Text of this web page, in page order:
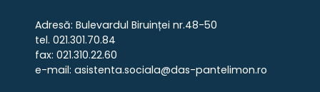
Adresă: Bulevardul Biruinței nr.48-50
tel. 021.301.70.84
fax: 021.310.22.60
e-mail: asistenta.sociala@das-pantelimon.ro